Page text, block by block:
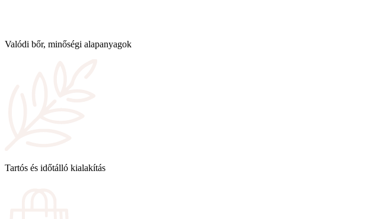
Valódi bőr, minőségi alapanyagok
Tartós és időtálló kialakítás